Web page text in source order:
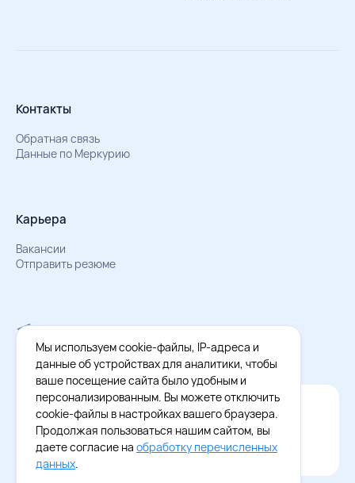
Контакты
Обратная связь
Данные по Меркурию
Карьера
Вакансии
Отправить резюме
Мы в Телеграм
Документы об обработке персональных данных
Охрана труда – результаты СОУТ
Официальное приложение Восток - Запад
Cкачайте бесплатное приложение
Мы используем cookie-файлы, IP-адреса и
данные об устройствах для аналитики, чтобы
ваше посещение сайта было удобным и
персонализированным. Вы можете отключить
cookie-файлы в настройках вашего браузера.
Продолжая пользоваться нашим сайтом, вы
даете согласие на обработку перечисленных
данных.